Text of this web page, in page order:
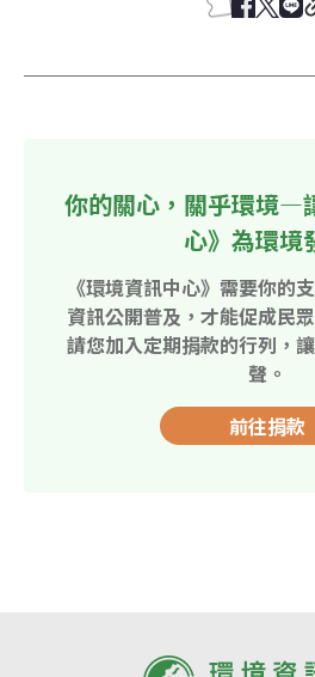
你的關心，關乎環境—
心》為環境
《環境資訊中心》需要你的
資訊公開普及，才能促成民
請您加入定期捐款的行列，
聲。
前往捐款